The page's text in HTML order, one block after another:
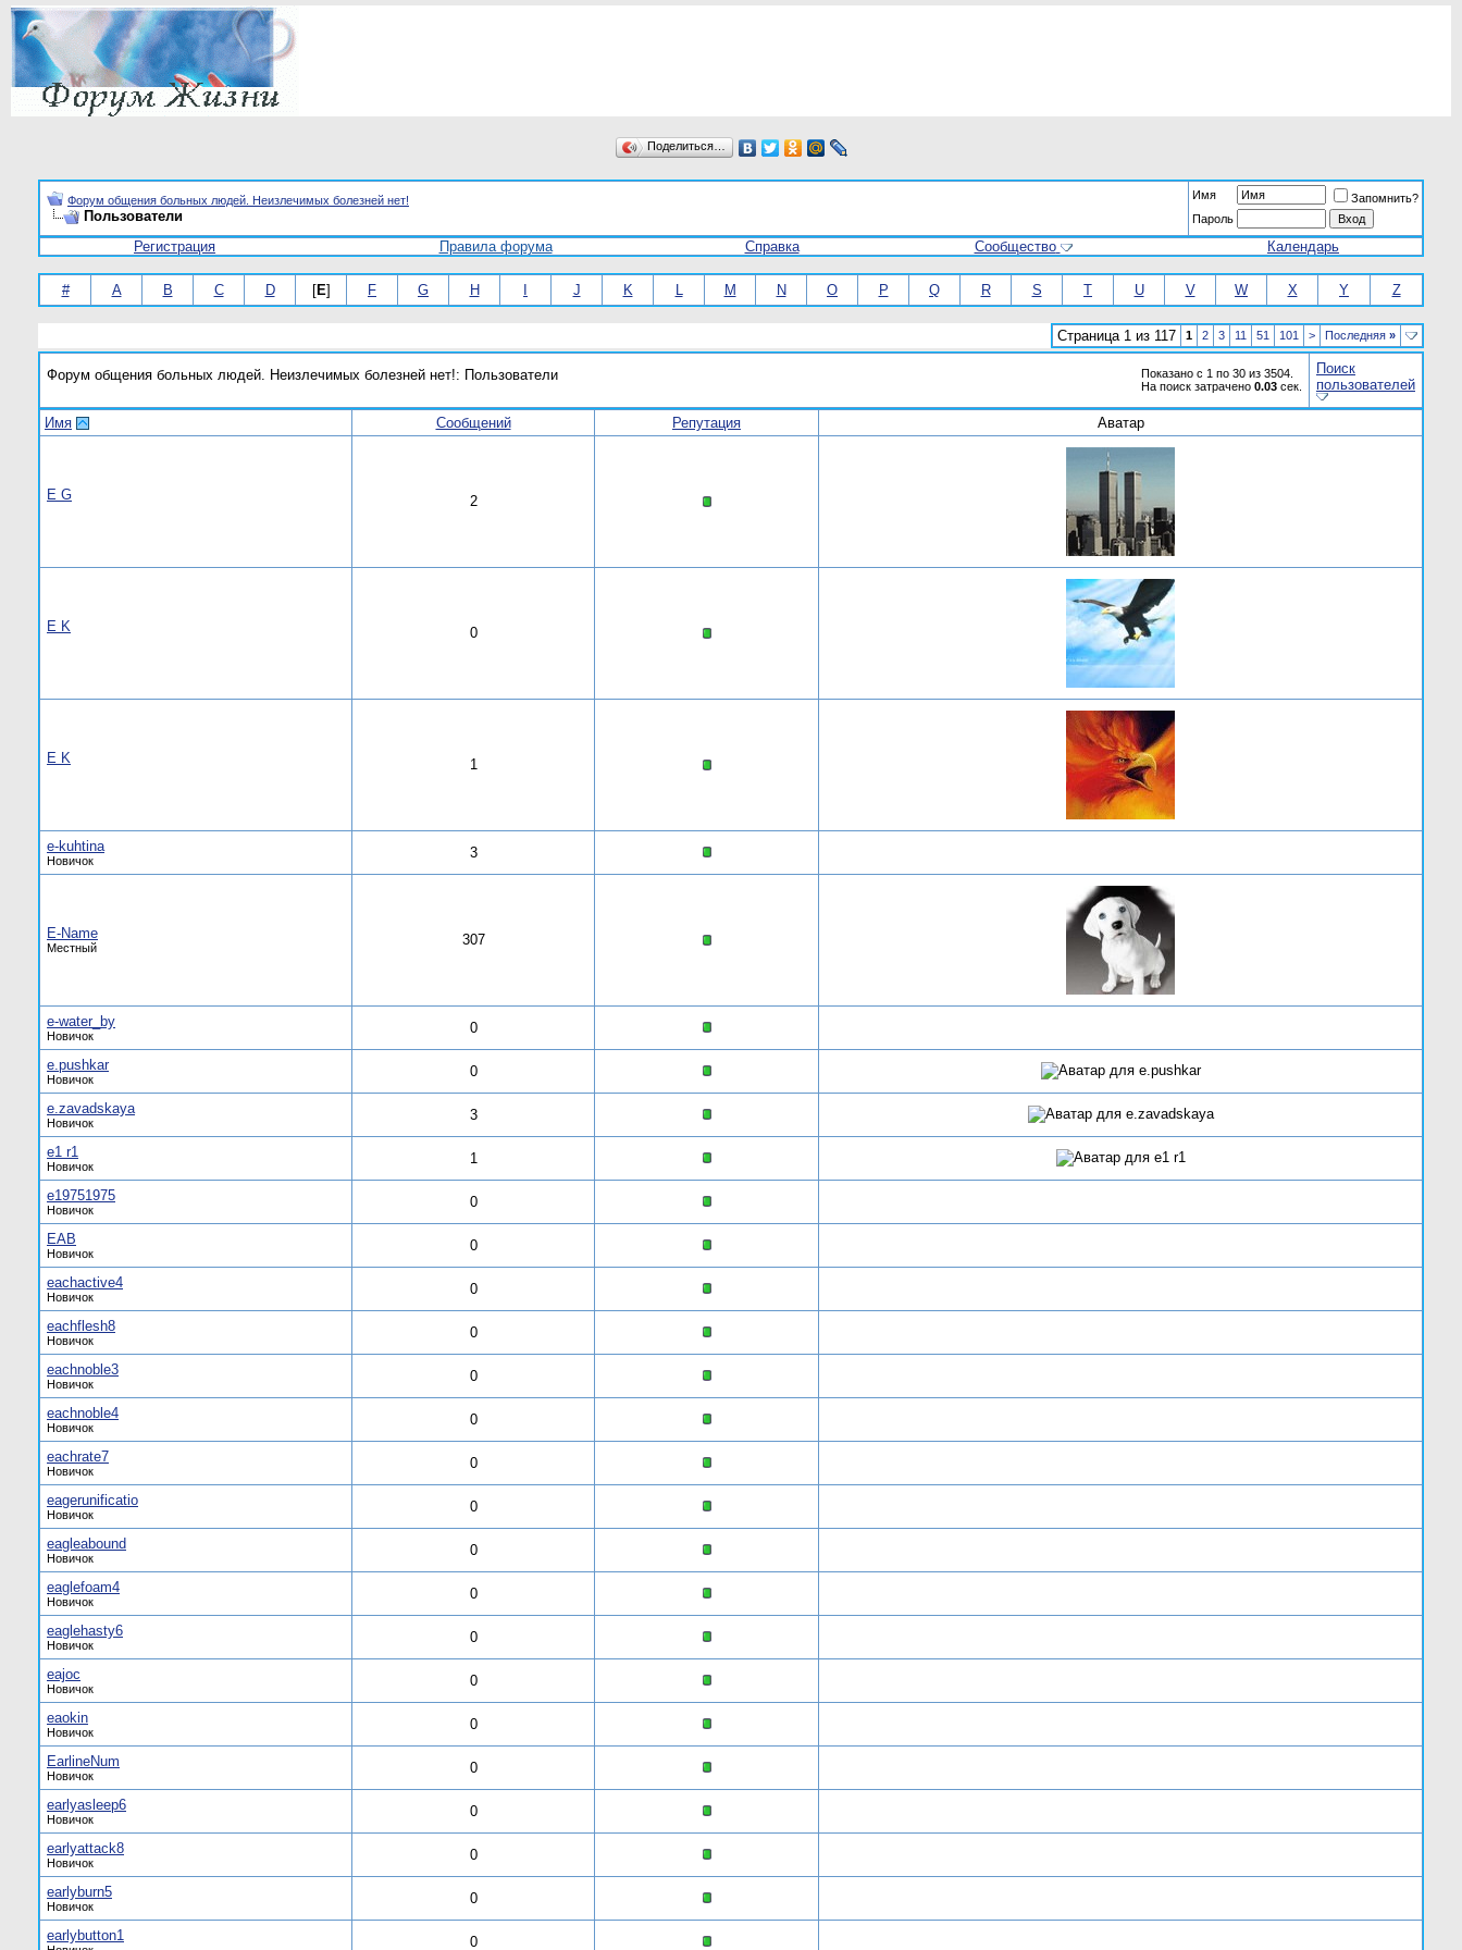
Поделиться…
Форум общения больных людей. Неизлечимых болезней нет!
Пользователи
Имя
Запомнить?
Пароль
Регистрация Правила форума Справка Сообщество Календарь
# A B C D [E] F G H J K L M N O P Q R S T U V W X Y Z
Страница 1 из 117 1 2 3 11 51 101 > Последняя »
Показано с 1 по 30 из 3504.
На поиск затрачено 0.03 сек.
Форум общения больных людей. Неизлечимых болезней нет!: Пользователи
Поиск
пользователей
Имя Сообщений Репутация Аватар
E G 2
E K 0
E K 1
e-kuhtina
Новичок 3
E-Name
Местный 307
e-water_by
Новичок 0
e.pushkar
Новичок 0
e.zavadskaya
Новичок 3
e1 r1
Новичок 1
e19751975
Новичок 0
EAB
Новичок 0
eachactive4
Новичок 0
eachflesh8
Новичок 0
eachnoble3
Новичок 0
eachnoble4
Новичок 0
eachrate7
Новичок 0
eagerunificatio
Новичок 0
eagleabound
Новичок 0
eaglefoam4
Новичок 0
eaglehasty6
Новичок 0
eajoc
Новичок 0
eaokin
Новичок 0
EarlineNum
Новичок 0
earlyasleep6
Новичок 0
earlyattack8
Новичок 0
earlyburn5
Новичок 0
earlybutton1 0